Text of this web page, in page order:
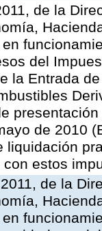
de la
del
la Entrada
de 2010
liquidación
estos
de la